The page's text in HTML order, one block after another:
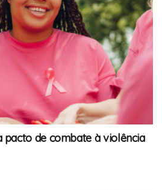
pacto de combate à violência